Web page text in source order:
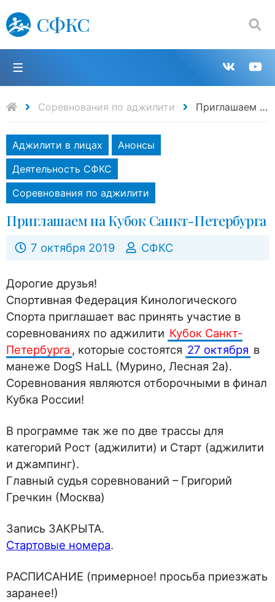
СФКС
Поиск:
в
Соревнования по аджилити Приглашаем на Кубок Санкт-Петербурга
Аджилити в лицах
Анонсы
Деятельность СФКС
Соревнования по аджилити
Приглашаем на Кубок Санкт-Петербурга
7 октября 2019 СФКС
Дорогие друзья!
Спортивная Федерация Кинологического
Спорта приглашает вас принять участие в
соревнованиях по аджилити Кубок Санкт-
Петербурга , которые состоятся 27 октября в
манеже DogS HaLL (Мурино, Лесная 2а).
Соревнования являются отборочными в финал
Кубка России!
В программе так же по две трассы для
категорий Рост (аджилити) и Старт (аджилити
и джампинг).
Главный судья соревнований – Григорий
Гречкин (Москва)
Запись ЗАКРЫТА.
Стартовые номера.
РАСПИСАНИЕ (примерное! просьба приезжать
заранее!)